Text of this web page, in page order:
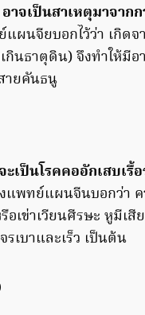
อาจเป็นสาเหตุมาจาก
ผนจียบอกไว้ว่า เกิด
เกินธาตุดิน) จึงทำให้
ายคันธนู
ะเป็นโรคคออักเสบเรื้
แพทย์แผนจีนบอกว่า ค
อเข่าเวียนศีรษะ หูมีเ
เบาและเร็ว เป็นต้น